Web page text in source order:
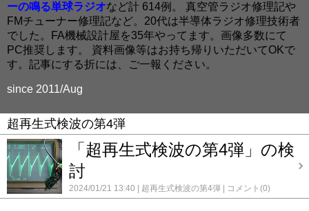
ーの鳴る単球ラジオなど計 614例。 真空管ラジオ修理記や
FMチューナー修理記など。20代は半導体ラジオ修理技術者
でした。FA機械設計屋を35年やってます。画像多数にて
PC推奨します。 資料画像等はお持ち帰りいただいてOKで
す。記事にする折には、ご一報ください。
since 2011/Aug
超再生式検波の第4弾
「超再生式検波の第4弾」の検
討
2024/01/21 13:40 超再生式検波の第4弾 コメント(0)